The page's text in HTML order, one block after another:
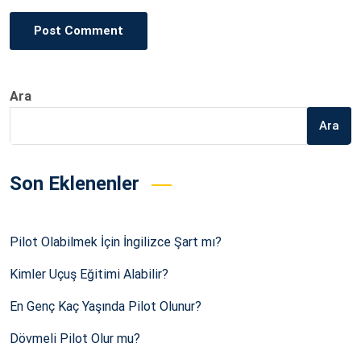
Post Comment
Ara
Ara
Son Eklenenler
Pilot Olabilmek İçin İngilizce Şart mı?
Kimler Uçuş Eğitimi Alabilir?
En Genç Kaç Yaşında Pilot Olunur?
Dövmeli Pilot Olur mu?